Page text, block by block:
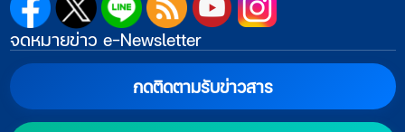
จดหมายข่าว e-Newsletter
กดติดตามรับข่าวสาร